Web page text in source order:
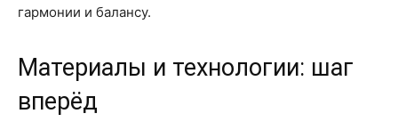
гармонии и балансу.
Материалы и технологии: шаг
вперёд